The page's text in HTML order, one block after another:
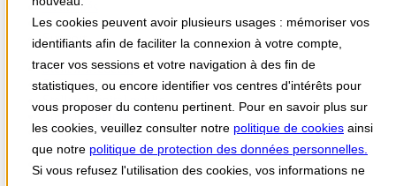
Les cookies peuvent avoir plusieurs usages : mémoriser vos
identifiants afin de faciliter la connexion à votre compte,
tracer vos sessions et votre navigation à des fin de
statistiques, ou encore identifier vos centres d'intérêts pour
vous proposer du contenu pertinent. Pour en savoir plus sur
les cookies, veuillez consulter notre politique de cookies ainsi
que notre politique de protection des données personnelles.
Si vous refusez l'utilisation des cookies, vos informations ne
Actualités
A propos
Support
Stellair Médecin
Stellair Infirmier
Stellair Hôpital public
Stellair Clinique
Stellair Officine
Stellair Labo
Stellair Paramédical